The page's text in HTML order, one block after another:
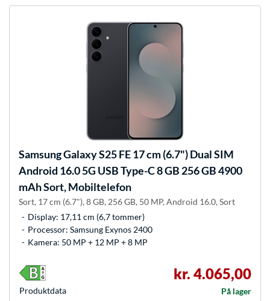
SamsungGalaxy S25 FE 17 cm (6.7") Dual SIM
Android 16.0 5G USB Type-C 8 GB 256 GB 4900
mAh Sort, Mobiltelefon
Sort, 17 cm (6.7"), 8 GB, 256 GB, 50 MP, Android 16.0, Sort
Display: 17,11 cm (6,7 tommer)
Processor: Samsung Exynos 2400
Kamera: 50 MP + 12 MP + 8 MP
kr. 4.065,00
På lager
Produkt­data